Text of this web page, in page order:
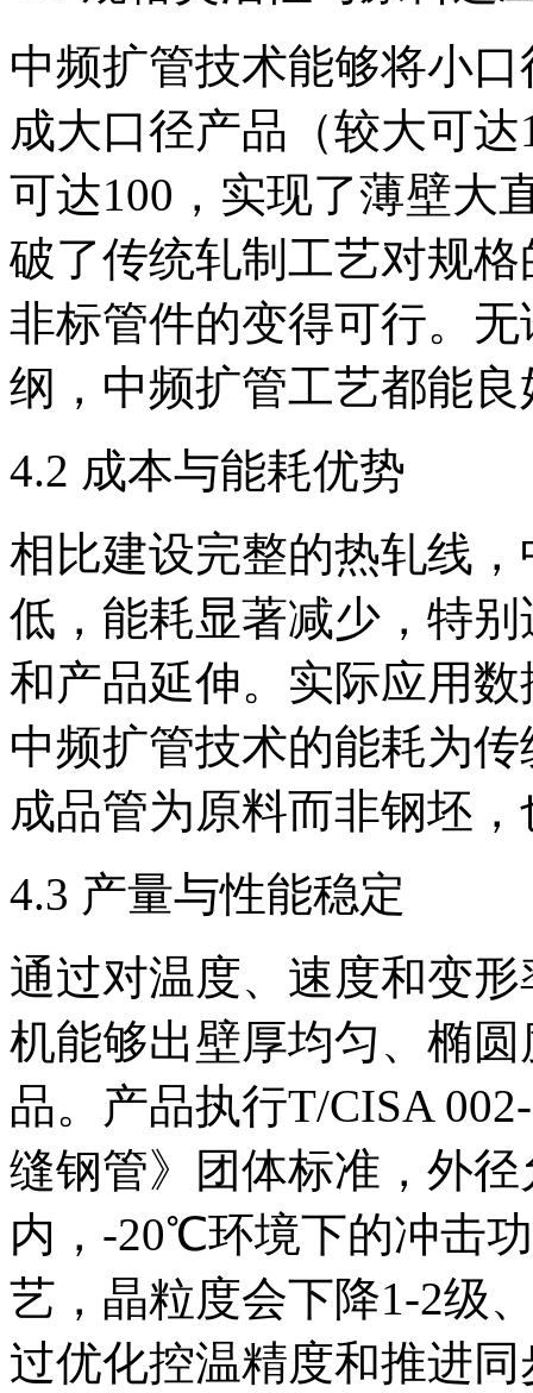
中频扩管技术能够将小
成大口径产品（较大可
可达100，实现了薄壁大
破了传统轧制工艺对规
非标管件的变得可行。
纲，中频扩管工艺都能
4.2 成本与能耗优势
相比建设完整的热轧线
低，能耗显著减少，特
和产品延伸。实际应用
中频扩管技术的能耗为
成品管为原料而非钢坯
4.3 产量与性能稳定
通过对温度、速度和变
机能够出壁厚均匀、椭
品。产品执行T/CISA
缝钢管》团体标准，外
内，-20℃环境下的冲击
艺，晶粒度会下降1-2级
过优化控温精度和推进